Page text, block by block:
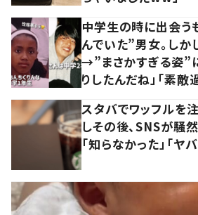
中学生の時に出会う
んでいた”男女。し
→”まさかすぎる姿”
りしたんだね」「素敵
スタバでワッフルを
しその後、SNSが騒
「知らなかった」「ヤ